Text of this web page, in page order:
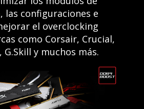
las configuraciones e
el overclocking
como Corsair, Crucial,
G.Skill y muchos más.